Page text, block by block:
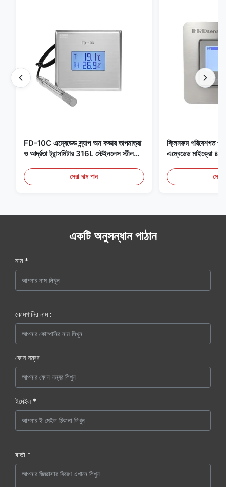
FD-10C এম্বেডেড স্ন্যাপ অন কভার তাপমাত্রা
ও আর্দ্রতা ট্রান্সমিটার 316L স্টেইনলেস স্টীল
সেরা দাম পান
ক্লিনরুম পরিবেশগত
এম্বেডেড মাইক্রো
সেরা
একটি অনুসন্ধান পাঠান
নাম *
কোমপানির নাম :
ফোন নম্বর
ইমেইল *
বার্তা *